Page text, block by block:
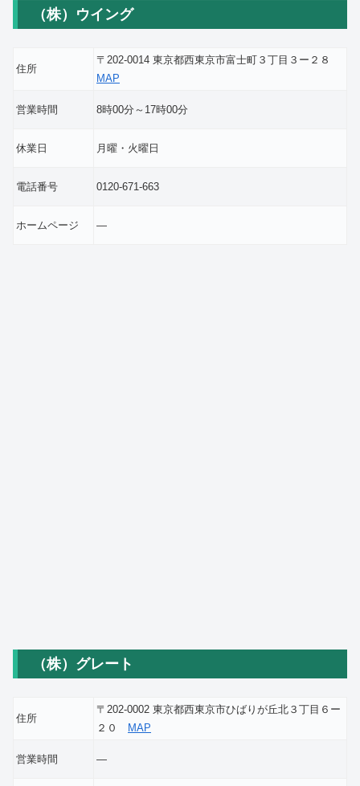
（株）ウイング
住所
〒202-0014 東京都西東京市富士町３丁目３ー２８
MAP
営業時間 8時00分～17時00分
休業日 月曜・火曜日
電話番号 0120-671-663
ホームページ ―
（株）グレート
住所
〒202-0002 東京都西東京市ひばりが丘北３丁目６ー
２０
MAP
営業時間 ―